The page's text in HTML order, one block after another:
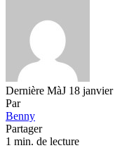
Dernière MàJ 18
Par
Benny
Partager
1 min. de lecture